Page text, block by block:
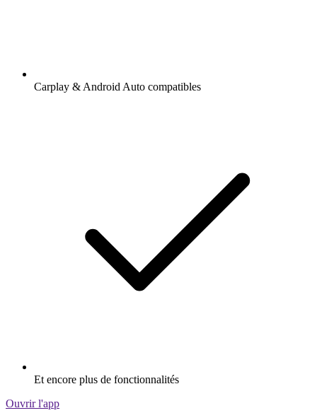
Carplay & Android Auto compatibles
Et encore plus de fonctionnalités
Ouvrir l'app